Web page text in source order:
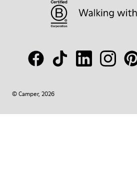
© Camper, 2026